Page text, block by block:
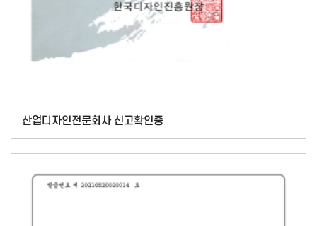
산업디자인전문회사 신고확인증